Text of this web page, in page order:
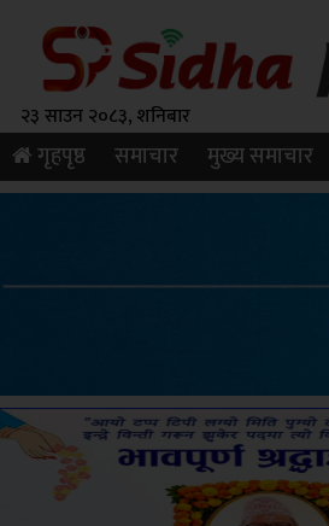
२३ साउन २०८३, शनिबार
गृहपृष्ठ समाचार मुख्य समाचार